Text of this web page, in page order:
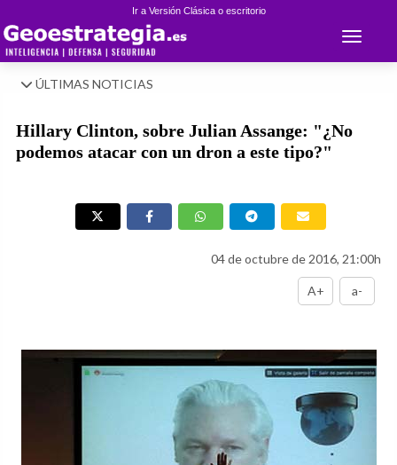
Ir a Versión Clásica o escritorio
Toggle
ÚLTIMAS NOTICIAS
Hillary Clinton, sobre Julian Assange: "¿No
podemos atacar con un dron a este tipo?"
04 de octubre de 2016, 21:00h
A+ a-